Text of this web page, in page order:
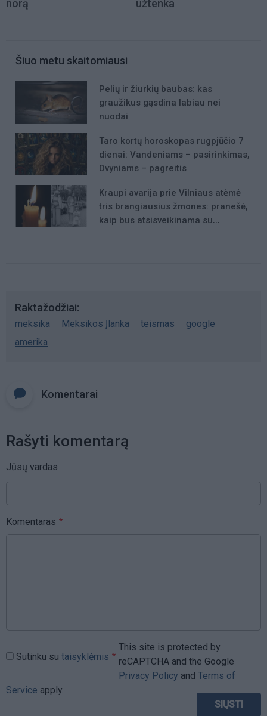
norą užtenka
Šiuo metu skaitomiausi
Pelių ir žiurkių baubas: kas
graužikus gąsdina labiau nei
nuodai
Taro kortų horoskopas rugpjūčio 7
dienai: Vandeniams – pasirinkimas,
Dvyniams – pagreitis
Kraupi avarija prie Vilniaus atėmė
tris brangiausius žmones: pranešė,
kaip bus atsisveikinama su
Raktažodžiai
meksika Meksikos Įlanka teismas
google
amerika
Komentarai
Rašyti komentarą
Jūsų vardas
Komentaras
Sutinku su taisyklėmis
This site is protected by
reCAPTCHA and the Google
Privacy Policy and Terms of
Service apply.